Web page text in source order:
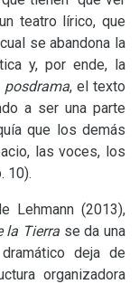
teatro lírico, que
se abandona la
y, por ende, la
posdrama, el texto
a ser una parte
que los demás
las voces, los
10).
Lehmann (2013),
la Tierra se da una
deja de
organizadora